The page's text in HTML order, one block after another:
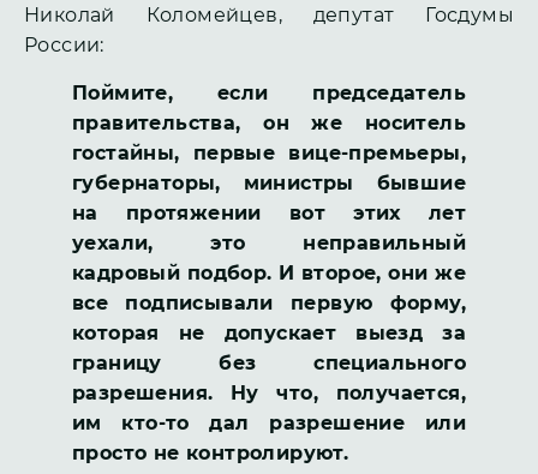
Николай Коломейцев, депутат Госдумы
России:
Поймите, если председатель
правительства, он же носитель
гостайны, первые вице-премьеры,
губернаторы, министры бывшие
на протяжении вот этих лет
уехали, это неправильный
кадровый подбор. И второе, они же
все подписывали первую форму,
которая не допускает выезд за
границу без специального
разрешения. Ну что, получается,
им кто-то дал разрешение или
просто не контролируют.